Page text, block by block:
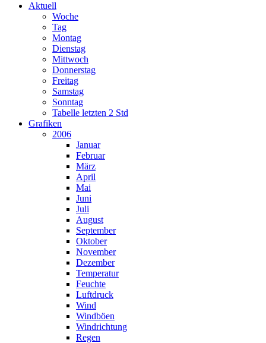
Aktuell
Woche
Tag
Montag
Dienstag
Mittwoch
Donnerstag
Freitag
Samstag
Sonntag
Tabelle letzten 2 Std
Grafiken
2006
Januar
Februar
März
April
Mai
Juni
Juli
August
September
Oktober
November
Dezember
Temperatur
Feuchte
Luftdruck
Wind
Windböen
Windrichtung
Regen